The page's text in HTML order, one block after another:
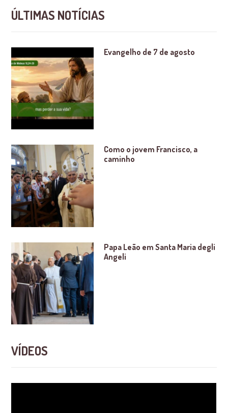
ÚLTIMAS NOTÍCIAS
Evangelho de 7 de agosto
Como o jovem Francisco, a
caminho
Papa Leão em Santa Maria degli
Angeli
VÍDEOS